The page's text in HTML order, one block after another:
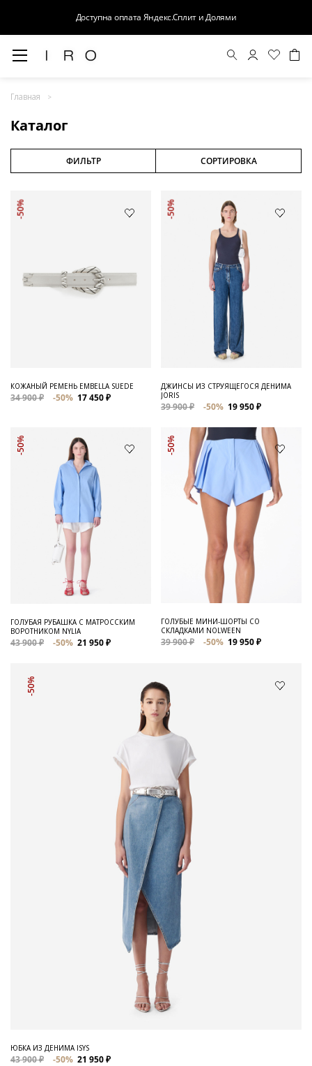
Доступна оплата Яндекс.Сплит и Долями
Главная
Каталог
Церемония
Распродажа
Для нее
Сумки и аксессуары
ФИЛЬТР СОРТИРОВКА
-50%
КОЖАНЫЙ РЕМЕНЬ EMBELLA SUEDE
34 900 ₽ -50% 17 450 ₽
-50%
ДЖИНСЫ ИЗ СТРУЯЩЕГОСЯ ДЕНИМА
JORIS
39 900 ₽ -50% 19 950 ₽
-50%
ГОЛУБАЯ РУБАШКА С МАТРОССКИМ
ВОРОТНИКОМ NYLIA
43 900 ₽ -50% 21 950 ₽
-50%
ГОЛУБЫЕ МИНИ-ШОРТЫ СО
СКЛАДКАМИ NOLWEEN
39 900 ₽ -50% 19 950 ₽
-50%
ЮБКА ИЗ ДЕНИМА ISYS
43 900 ₽ -50% 21 950 ₽